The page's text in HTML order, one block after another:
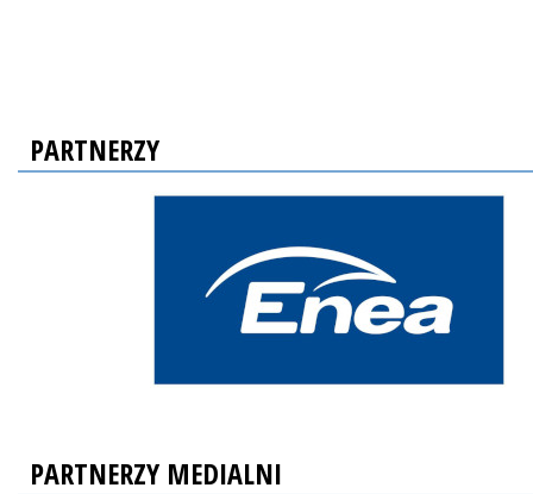
PARTNERZY
PARTNERZY MEDIALNI